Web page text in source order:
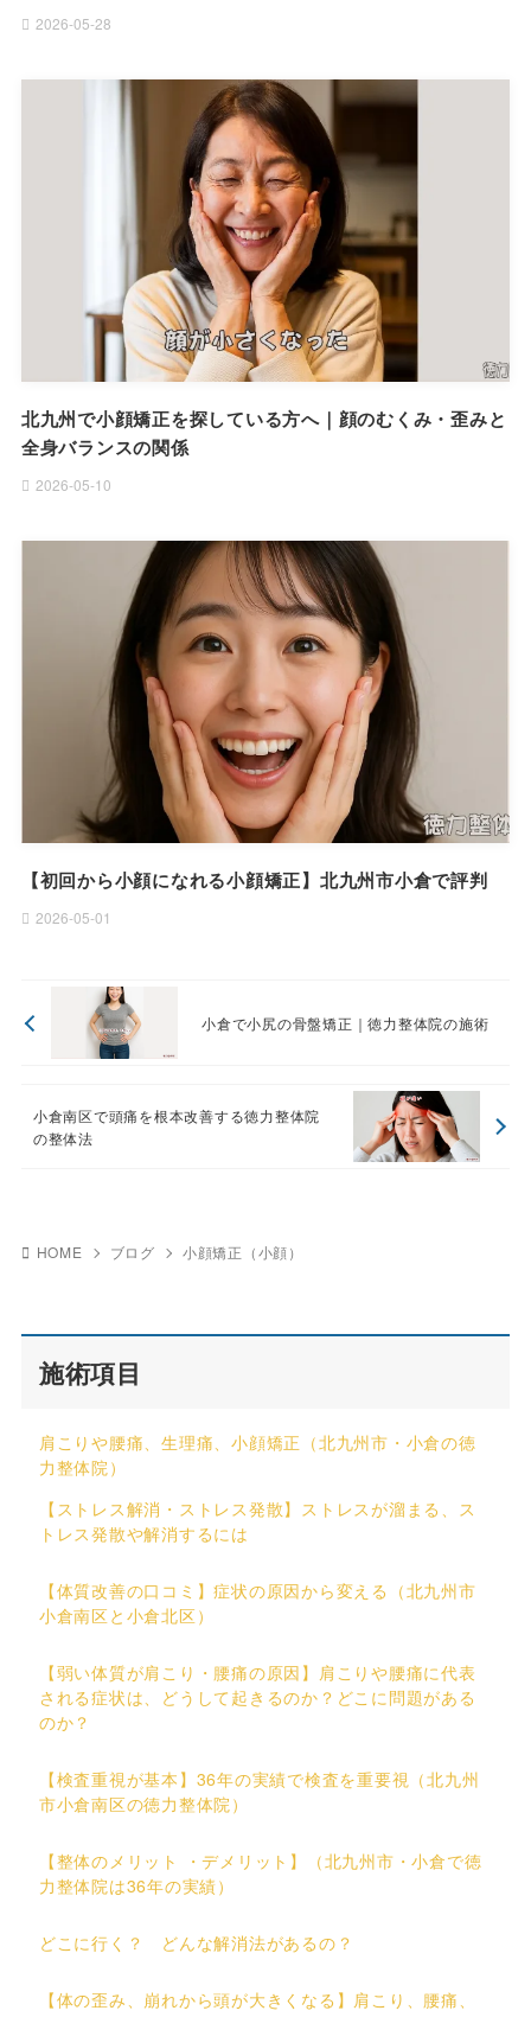
2026-05-28
北九州で小顔矯正を探している方へ｜顔のむくみ・歪みと
全身バランスの関係
2026-05-10
【初回から小顔になれる小顔矯正】北九州市小倉で評判
2026-05-01
小倉で小尻の骨盤矯正｜徳力整体院の施術
小倉南区で頭痛を根本改善する徳力整体院
の整体法
HOME ブログ 小顔矯正（小顔）
施術項目
肩こりや腰痛、生理痛、小顔矯正（北九州市・小倉の徳
力整体院）
【ストレス解消・ストレス発散】ストレスが溜まる、ス
トレス発散や解消するには
【体質改善の口コミ】症状の原因から変える（北九州市
小倉南区と小倉北区）
【弱い体質が肩こり・腰痛の原因】肩こりや腰痛に代表
される症状は、どうして起きるのか？どこに問題がある
のか？
【検査重視が基本】36年の実績で検査を重要視（北九州
市小倉南区の徳力整体院）
【整体のメリット ・デメリット】（北九州市・小倉で徳
力整体院は36年の実績）
どこに行く？ どんな解消法があるの？
【体の歪み、崩れから頭が大きくなる】肩こり、腰痛、